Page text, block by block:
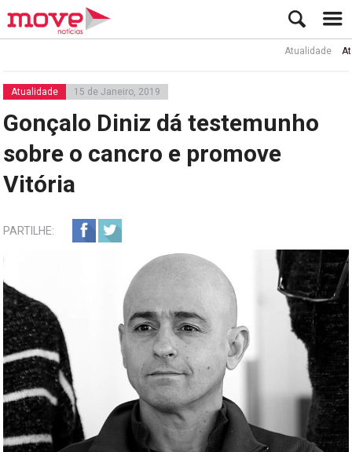
Atualidade Ator Rui
Atualidade 15 de Janeiro, 2019
Gonçalo Diniz dá testemunho
sobre o cancro e promove
Vitória
PARTILHE: